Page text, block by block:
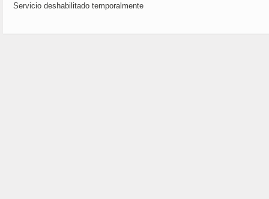
Servicio deshabilitado temporalmente